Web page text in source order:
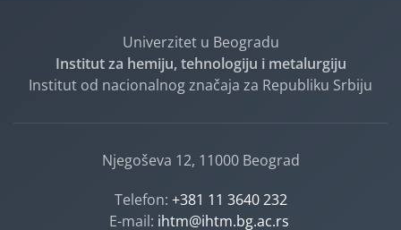
Univerzitet u Beogradu
Institut za hemiju, tehnologiju i metalurgiju
Institut od nacionalnog značaja za Republiku Srbiju
Njegoševa 12, 11000 Beograd
Telefon: +381 11 3640 232
E-mail: ihtm@ihtm.bg.ac.rs